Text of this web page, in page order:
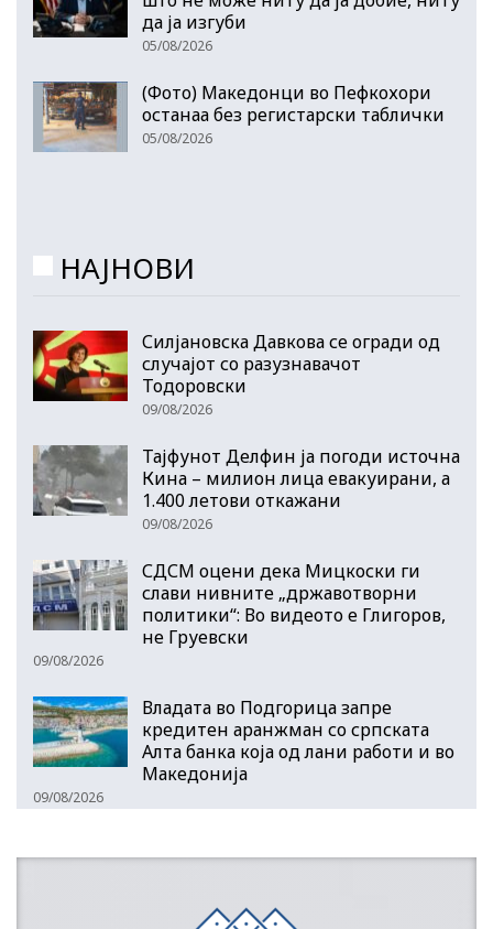
да ја изгуби
05/08/2026
(Фото) Македонци во Пефкохори
останаа без регистарски таблички
05/08/2026
НАЈНОВИ
Силјановска Давкова се огради од
случајот со разузнавачот
Тодоровски
09/08/2026
Тајфунот Делфин ја погоди источна
Кина – милион лица евакуирани, а
1.400 летови откажани
09/08/2026
СДСМ оцени дека Мицкоски ги
слави нивните „државотворни
политики“: Во видеото е Глигоров,
не Груевски
09/08/2026
Владата во Подгорица запре
кредитен аранжман со српската
Алта банка која од лани работи и во
Македонија
09/08/2026